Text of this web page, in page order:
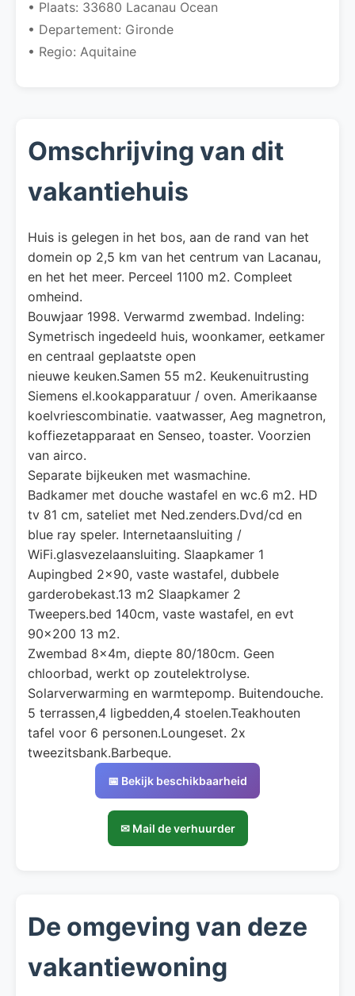
• Plaats: 33680 Lacanau Ocean
• Departement: Gironde
• Regio: Aquitaine
Omschrijving van dit
vakantiehuis
Huis is gelegen in het bos, aan de rand van het
domein op 2,5 km van het centrum van Lacanau,
en het het meer. Perceel 1100 m2. Compleet
omheind.
Bouwjaar 1998. Verwarmd zwembad. Indeling:
Symetrisch ingedeeld huis, woonkamer, eetkamer
en centraal geplaatste open
nieuwe keuken.Samen 55 m2. Keukenuitrusting
Siemens el.kookapparatuur / oven. Amerikaanse
koelvriescombinatie. vaatwasser, Aeg magnetron,
koffiezetapparaat en Senseo, toaster. Voorzien
van airco.
Separate bijkeuken met wasmachine.
Badkamer met douche wastafel en wc.6 m2. HD
tv 81 cm, sateliet met Ned.zenders.Dvd/cd en
blue ray speler. Internetaansluiting /
WiFi.glasvezelaansluiting. Slaapkamer 1
Aupingbed 2x90, vaste wastafel, dubbele
garderobekast.13 m2 Slaapkamer 2
Tweepers.bed 140cm, vaste wastafel, en evt
90x200 13 m2.
Zwembad 8x4m, diepte 80/180cm. Geen
chloorbad, werkt op zoutelektrolyse.
Solarverwarming en warmtepomp. Buitendouche.
5 terrassen,4 ligbedden,4 stoelen.Teakhouten
tafel voor 6 personen.Loungeset. 2x
tweezitsbank.Barbeque.
📅 Bekijk beschikbaarheid
✉ Mail de verhuurder
De omgeving van deze
vakantiewoning